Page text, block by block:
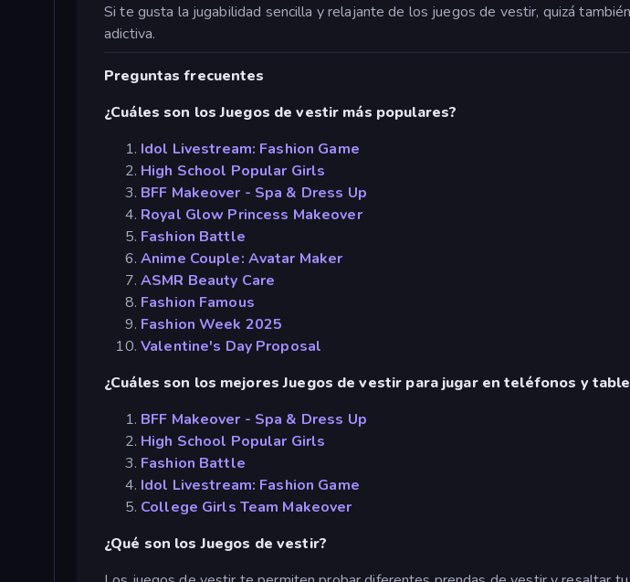
Si te gusta la jugabilidad sencilla y relajante de los juegos de vestir, quizá
adictiva.
Preguntas frecuentes
¿Cuáles son los Juegos de vestir más populares?
Idol Livestream: Fashion Game
High School Popular Girls
BFF Makeover - Spa & Dress Up
Royal Glow Princess Makeover
Fashion Battle
Anime Couple: Avatar Maker
ASMR Beauty Care
Fashion Famous
Fashion Week 2025
Valentine's Day Proposal
¿Cuáles son los mejores Juegos de vestir para jugar en teléfonos y
BFF Makeover - Spa & Dress Up
High School Popular Girls
Fashion Battle
Idol Livestream: Fashion Game
College Girls Team Makeover
¿Qué son los Juegos de vestir?